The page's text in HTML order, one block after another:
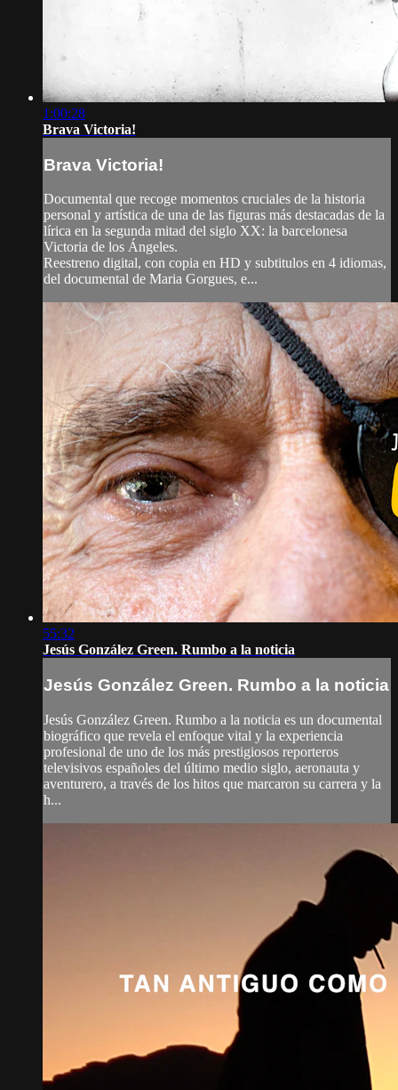
1:00:28
Brava Victoria!
Brava Victoria!
Documental que recoge momentos cruciales de la historia
personal y artística de una de las figuras más destacadas de la
lírica en la segunda mitad del siglo XX: la barcelonesa
Victoria de los Ángeles.
Reestreno digital, con copia en HD y subtitulos en 4 idiomas,
del documental de Maria Gorgues, e...
55:32
Jesús González Green. Rumbo a la noticia
Jesús González Green. Rumbo a la noticia
Jesús González Green. Rumbo a la noticia es un documental
biográfico que revela el enfoque vital y la experiencia
profesional de uno de los más prestigiosos reporteros
televisivos españoles del último medio siglo, aeronauta y
aventurero, a través de los hitos que marcaron su carrera y la
h...